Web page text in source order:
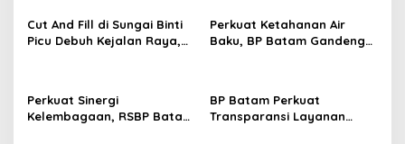
i
s
Cut And Fill di Sungai Binti
Picu Debuh Kejalan Raya,
Perkuat Ketahanan Air
Baku, BP Batam Gandeng
Perkuat Sinergi
Kelembagaan, RSBP Batam
BP Batam Perkuat
Transparansi Layanan